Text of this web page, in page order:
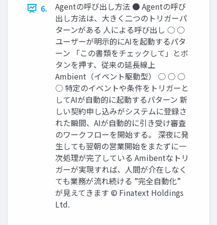
6.
Agentの呼び出し方法 ● Agentの呼び
出し方法は、大きく二つのトリガーパ
ターンがある 人による呼び出し ○ ○
ユーザーが明示的にAIを起動するパタ
ーン 「この書類をチェックして」とボ
タンを押す、従来の延長線上
Ambient（イベント駆動型） ○ ○ ○
○ 特定のイベントや条件をトリガーと
してAIが自動的に起動するパターン 新
しい契約申し込みがシステムに登録さ
れた瞬間、AIが自動的に引き受け審査
のワークフローを開始する。 深夜に発
生しても翌朝の営業開始をまたずに一
次処理が完了している Amibentなトリ
ガーが実現すれば、人間が介在しなく
ても業務が流れ続ける ”完全自動化”
が見えてきます © Finatext Holdings
Ltd.